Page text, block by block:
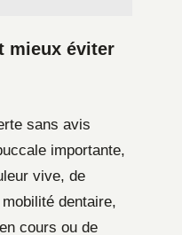
mieux éviter
sans avis
importante,
vive, de
dentaire,
cours ou de